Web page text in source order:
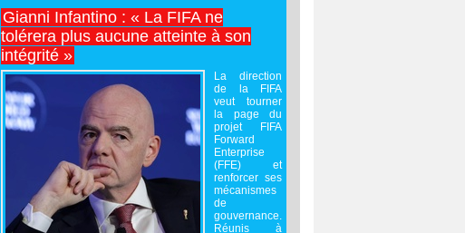
Gianni Infantino : « La FIFA ne
tolérera plus aucune atteinte à son
intégrité »
La direction
de la FIFA
veut tourner
la page du
projet FIFA
Forward
Enterprise
(FFE) et
renforcer ses
mécanismes
de
gouvernance.
Réunis à